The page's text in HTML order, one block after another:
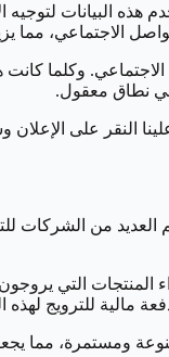
هذه البيانات
الاجتماعي، مما
إلى 10,000 إعلان يومياً على
في نطاق معقول.
النقر على
من الشركات
التي
مالية للترويج لهذه
ومستمرة، مما